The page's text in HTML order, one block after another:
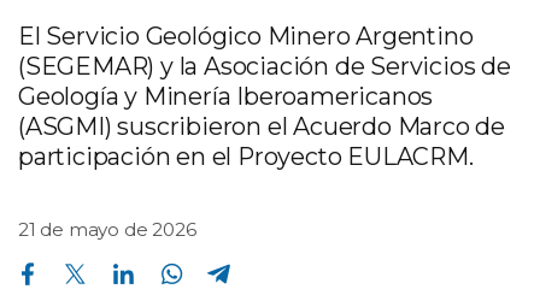
El Servicio Geológico Minero Argentino
(SEGEMAR) y la Asociación de Servicios de
Geología y Minería Iberoamericanos
(ASGMI) suscribieron el Acuerdo Marco de
participación en el Proyecto EULACRM.
21 de mayo de 2026
Compartir en Facebook Compartir en Twitter Compartir en Linkedin Compartir en Whatsapp